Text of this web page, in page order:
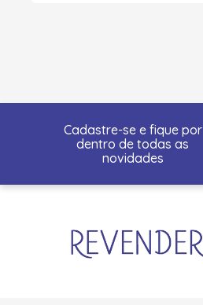
Cadastre-se e fique por
dentro de todas as
novidades